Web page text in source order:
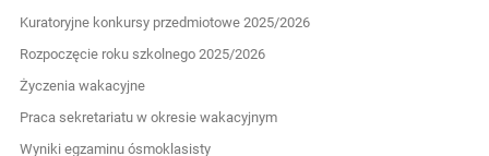
Kuratoryjne konkursy przedmiotowe 2025/2026
Rozpoczęcie roku szkolnego 2025/2026
Życzenia wakacyjne
Praca sekretariatu w okresie wakacyjnym
Wyniki egzaminu ósmoklasisty